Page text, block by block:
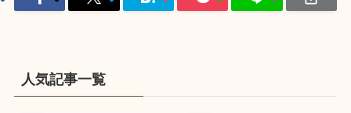
人気記事一覧